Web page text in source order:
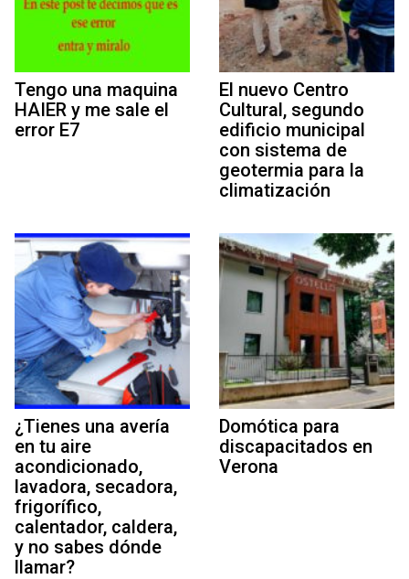
Tengo una maquina
HAIER y me sale el
error E7
El nuevo Centro
Cultural, segundo
edificio municipal
con sistema de
geotermia para la
climatización
¿Tienes una avería
en tu aire
acondicionado,
lavadora, secadora,
frigorífico,
calentador, caldera,
y no sabes dónde
llamar?
Domótica para
discapacitados en
Verona